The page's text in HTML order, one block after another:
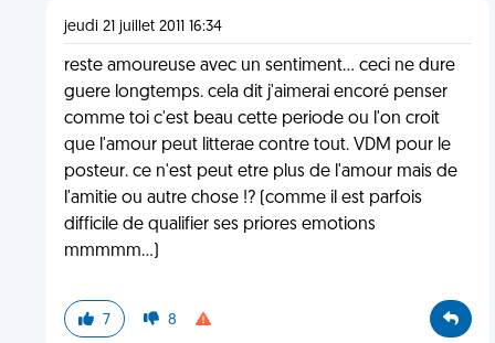
jeudi 21 juillet 2011 16:34
reste amoureuse avec un sentiment... ceci ne dure
guere longtemps. cela dit j'aimerai encoré penser
comme toi c'est beau cette periode ou l'on croit
que l'amour peut litterae contre tout. VDM pour le
posteur. ce n'est peut etre plus de l'amour mais de
l'amitie ou autre chose !? (comme il est parfois
difficile de qualifier ses priores emotions
mmmmm...)
7 8